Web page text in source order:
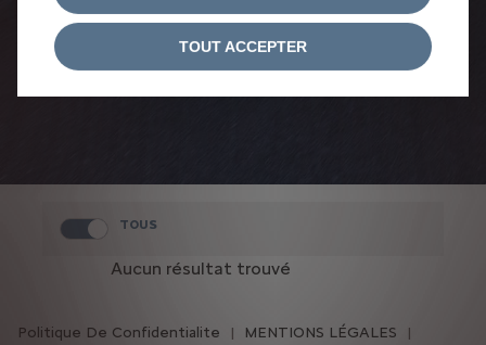
TOUS
Aucun résultat trouvé
Politique De Confidentialite
MENTIONS LÉGALES
TOUT ACCEPTER